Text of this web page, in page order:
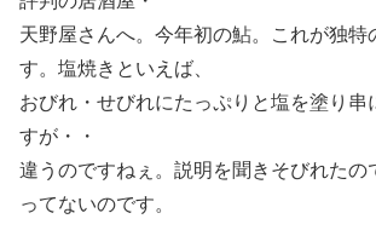
天野屋さんへ。今年初の鮎。これが独特
す。塩焼きといえば、
おびれ・せびれにたっぷりと塩を塗り串
すが・・
違うのですねぇ。説明を聞きそびれたの
ってないのです。